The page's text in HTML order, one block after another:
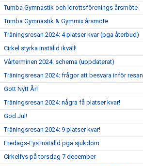
Tumba Gymnastik och Idrottsförenings årsmöte
Tumba Gymnastik & Gymmix årsmöte
Träningsresan 2024: 4 platser kvar (pga återbud)
Cirkel styrka inställd ikväll!
Vårterminen 2024: schema (uppdaterat)
Träningsresan 2024: frågor att besvara inför resan
Gott Nytt År!
Träningsresan 2024: några få platser kvar!
God Jul!
Träningsresan 2024: 9 platser kvar!
Fredags-Fys inställd pga sjukdom
Cirkelfys på torsdag 7 december